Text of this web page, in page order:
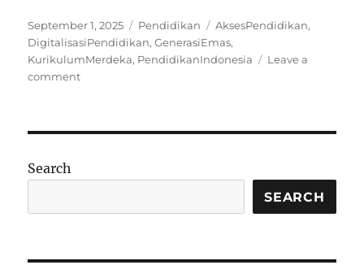
Posted
on
September 1, 2025 Categories
Pendidikan Tags
AksesPendidikan,
DigitalisasiPendidikan,GenerasiEmas,
KurikulumMerdeka, PendidikanIndonesia
Leave a
commenton
2025
Search
SEARCH